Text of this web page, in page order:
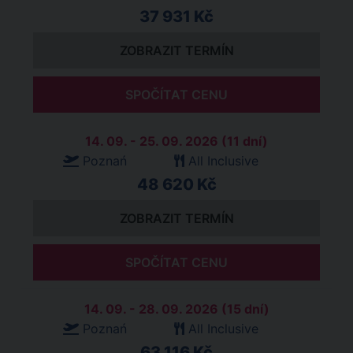
37 931 Kč
ZOBRAZIT TERMÍN
SPOČÍTAT CENU
14. 09. - 25. 09. 2026 (11 dní)
Poznań
All Inclusive
48 620 Kč
ZOBRAZIT TERMÍN
SPOČÍTAT CENU
14. 09. - 28. 09. 2026 (15 dní)
Poznań
All Inclusive